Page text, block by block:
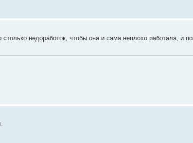
недоработок, чтобы она и сама неплохо работала, и